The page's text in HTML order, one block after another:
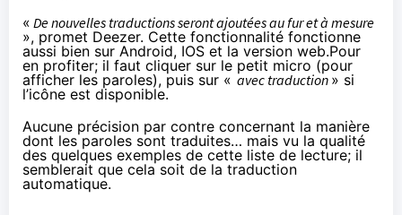
« De nouvelles traductions seront ajoutées au fur et à mesure
», promet Deezer. Cette fonctionnalité fonctionne
aussi bien sur Android, IOS et la version web.Pour
en profiter; il faut cliquer sur le petit micro (pour
afficher les paroles), puis sur « avec traduction » si
l’icône est disponible.
Aucune précision par contre concernant la manière
dont les paroles sont traduites… mais vu la qualité
des quelques exemples de cette liste de lecture; il
semblerait que cela soit de la traduction
automatique.